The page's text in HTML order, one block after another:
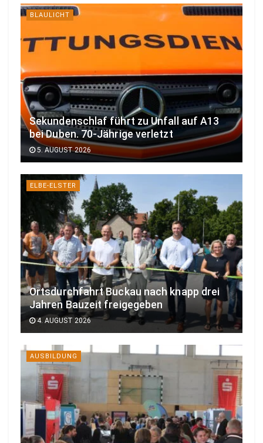
BLAULICHT
Sekundenschlaf führt zu Unfall auf A13
bei Duben. 70-Jährige verletzt
5. AUGUST 2026
ELBE-ELSTER
Ortsdurchfahrt Buckau nach knapp drei
Jahren Bauzeit freigegeben
4. AUGUST 2026
AUSBILDUNG